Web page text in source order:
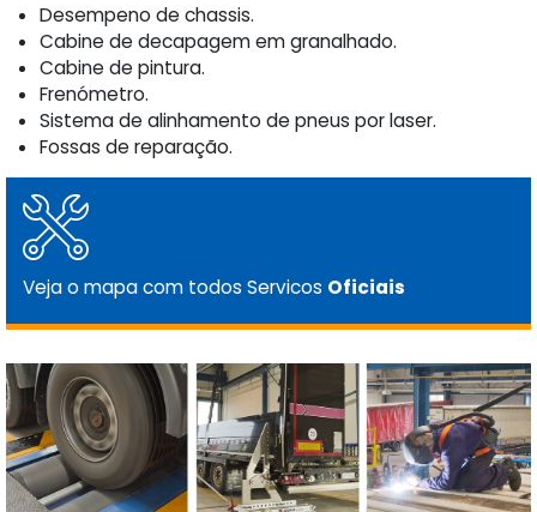
Desempeno de chassis.
Cabine de decapagem em granalhado.
Cabine de pintura.
Frenómetro.
Sistema de alinhamento de pneus por laser.
Fossas de reparação.
Veja o mapa com todos Servicos Oficiais